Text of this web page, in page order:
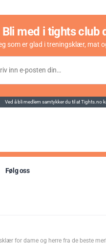
Bli med i tights club
som er glad i treningsklær, mat
Ved å bli medlem samtykker du til at Tights.no
Følg oss
for dame og herre fra de beste